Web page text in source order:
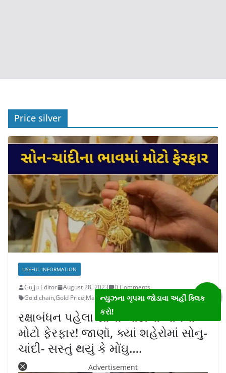
Price silver
USEFUL INFORMATION
Gujju Editor August 28, 2023
0 Comments
Gold chain,Gold Price,Market,Price silver
રક્ષાબંધન પહેલા સોના-ચાંદીના ભાવમાં
મોટો ફેરફાર! જાણૉ, ક્યાં શહેરોમાં સોનુ-
ચાંદી- સસ્તું થયું કે મોંઘુ….
Advertisement
ન્યુઝના ગૃપમા જોડાવા અહીં ક્લિક
કરો!